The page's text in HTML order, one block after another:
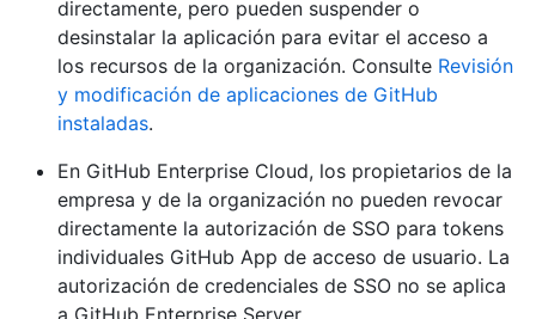
directamente, pero pueden suspender o
desinstalar la aplicación para evitar el acceso a
los recursos de la organización. Consulte Revisión
y modificación de aplicaciones de GitHub
instaladas.
En GitHub Enterprise Cloud, los propietarios de la
empresa y de la organización no pueden revocar
directamente la autorización de SSO para tokens
individuales GitHub App de acceso de usuario. La
autorización de credenciales de SSO no se aplica